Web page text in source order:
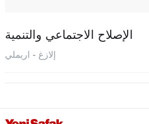
بوكاردي
اريملي
كيبان
معدن
الإصلاح الاجتماعي والتنمية
إلازغ - اريملي